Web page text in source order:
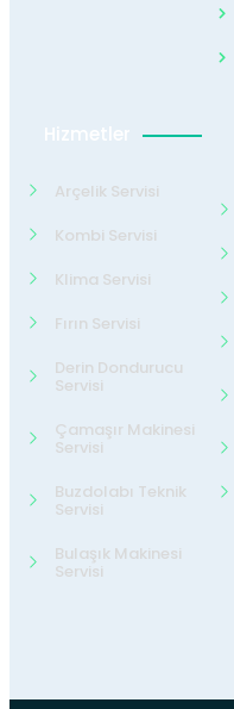
Hizmetler
Arçelik Servisi
Kombi Servisi
Klima Servisi
Fırın Servisi
Derin Dondurucu
Servisi
Çamaşır Makinesi
Servisi
Buzdolabı Teknik
Servisi
Bulaşık Makinesi
Servisi